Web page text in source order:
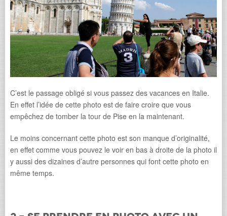
C’est le passage obligé si vous passez des vacances en Italie.
En effet l’idée de cette photo est de faire croire que vous
empêchez de tomber la tour de Pise en la maintenant.
Le moins concernant cette photo est son manque d’originalité,
en effet comme vous pouvez le voir en bas à droite de la photo il
y aussi des dizaines d’autre personnes qui font cette photo en
même temps.